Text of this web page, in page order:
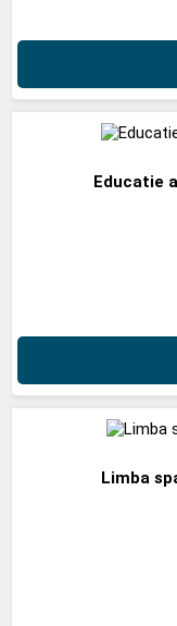
Educatie
Limba